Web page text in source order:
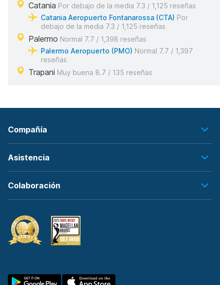
Catania Por debajo de la media 7.3 / 1,125 reseñas
Catania Aeropuerto Fontanarossa (CTA) Por
debajo de la media 7.3 / 1,125 reseñas
Palermo Normal 7.7 / 1,398 reseñas
Palermo Aeropuerto (PMO) Normal 7.7 / 1,397
reseñas
Trapani Muy buena 8.7 / 135 reseñas
Compañía
Asistencia
Colaboración